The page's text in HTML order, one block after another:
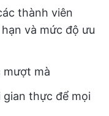
thành viên
và mức độ ưu
mượt mà
thực để mọi